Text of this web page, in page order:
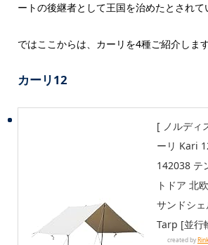
ートの後継者として王国を治めたとされて
ではここからは、カーリを4種ご紹介します
カーリ12
[ ノルディ
ーリ Kari
142038 テ
トドア 北
サンドシ
Tarp [並行
created by